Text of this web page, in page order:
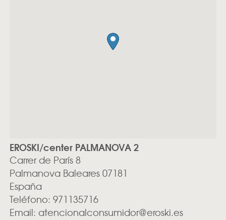
EROSKI/center PALMANOVA 2
Carrer de París 8
Palmanova Baleares07181
España
Teléfono: 971135716
Email: atencionalconsumidor@eroski.es